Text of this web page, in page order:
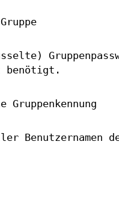
benötigt.
Gruppenkennung
Benutzernamen